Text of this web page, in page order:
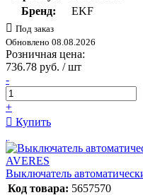
Бренд:
EKF
Под заказ
Обновлено 08.08.2026
Розничная цена:
736.78 руб. / шт
-
+
Купить
Выключатель
Код товара: 5657570